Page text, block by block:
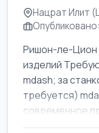
Нацрат Илит
Ришон-ле-Цион
изделий
mdash; за
требуется)
современное
mda...